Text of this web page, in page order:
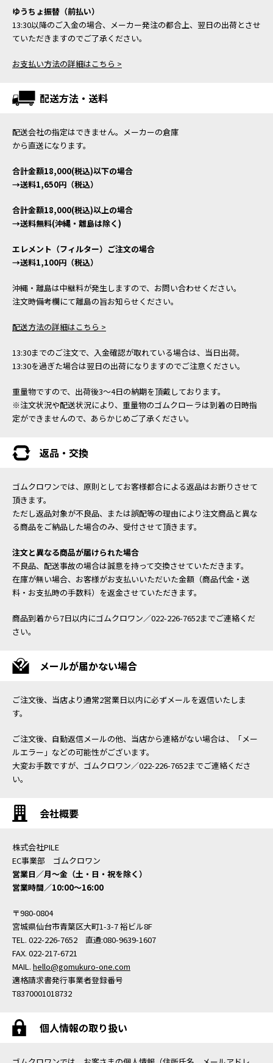
ゆうちょ振替（前払い）
13:30以降のご入金の場合、メーカー発注の都合上、翌日の出荷とさせ
ていただきますのでご了承ください。
お支払い方法の詳細はこちら >
配送方法・送料
配送会社の指定はできません。メーカーの倉庫
から直送になります。
合計金額18,000(税込)以下の場合
→送料1,650円（税込）
合計金額18,000(税込)以上の場合
→送料無料(沖縄・離島は除く)
エレメント（フィルター）ご注文の場合
→送料1,100円（税込）
沖縄・離島は中継料が発生しますので、お問い合わせください。
注文時備考欄にて離島の旨お知らせください。
配送方法の詳細はこちら >
13:30までのご注文で、入金確認が取れている場合は、当日出荷。
13:30を過ぎた場合は翌日の出荷になりますのでご注意ください。
重量物ですので、出荷後3～4日の納期を頂戴しております。
※注文状況や配送状況により、重量物のゴムクローラは到着の日時指
定ができませんので、あらかじめご了承ください。
返品・交換
ゴムクロワンでは、原則としてお客様都合による返品はお断りさせて
頂きます。
ただし返品対象が不良品、または誤配等の理由により注文商品と異な
る商品をご納品した場合のみ、受付させて頂きます。
注文と異なる商品が届けられた場合
不良品、配送事故の場合は誠意を持って交換させていただきます。
在庫が無い場合、お客様がお支払いいただいた金額（商品代金・送
料・お支払時の手数料）を返金させていただきます。
商品到着から7日以内にゴムクロワン／022-226-7652までご連絡くだ
さい。
メールが届かない場合
ご注文後、当店より通常2営業日以内に必ずメールを返信いたしま
す。
ご注文後、自動返信メールの他、当店から連絡がない場合は、「メー
ルエラー」などの可能性がございます。
大変お手数ですが、ゴムクロワン／022-226-7652までご連絡くださ
い。
会社概要
株式会社PILE
EC事業部 ゴムクロワン
営業日／月〜金（土・日・祝を除く）
営業時間／10:00〜16:00
〒980-0804
宮城県仙台市青葉区大町1-3-7 裕ビル8F
TEL. 022-226-7652 直通:080-9639-1607
FAX. 022-217-6721
MAIL. hello@gomukuro-one.com
適格請求書発行事業者登録番号
T8370001018732
個人情報の取り扱い